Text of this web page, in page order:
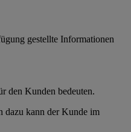
gestellte Informationen
den Kunden bedeuten.
dazu kann der Kunde im